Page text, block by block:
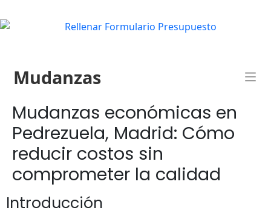
Mudanzas
Mudanzas económicas en
Pedrezuela, Madrid: Cómo
reducir costos sin
comprometer la calidad
Introducción